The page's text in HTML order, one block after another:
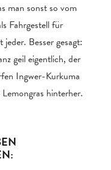
man sonst so vom
Fahrgestell für
Besser gesagt:
geil eigentlich, der
Ingwer-Kurkuma
hinterher.